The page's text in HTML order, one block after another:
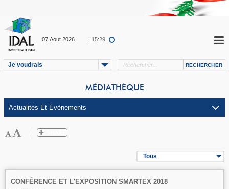
07.Aout.2026 | 15:29
Je voudrais
MÉDIATHÈQUE
Tous
CONFÉRENCE ET L'EXPOSITION SMARTEX 2018